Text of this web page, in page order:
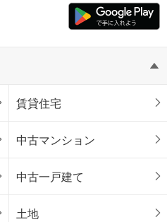
賃貸住宅
中古マンション
中古一戸建て
土地